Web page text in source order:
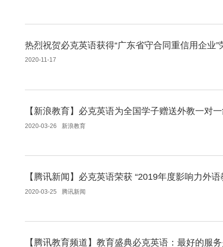
热烈祝贺必克英语获得“广东省守合同重信用企业”
2020-11-17
【新浪教育】必克英语为全国学子赠送外教一对
2020-03-26 新浪教育
【腾讯新闻】必克英语荣获 “2019年度影响力外语
2020-03-25 腾讯新闻
【腾讯教育频道】教育盛典必克英语：最好的服